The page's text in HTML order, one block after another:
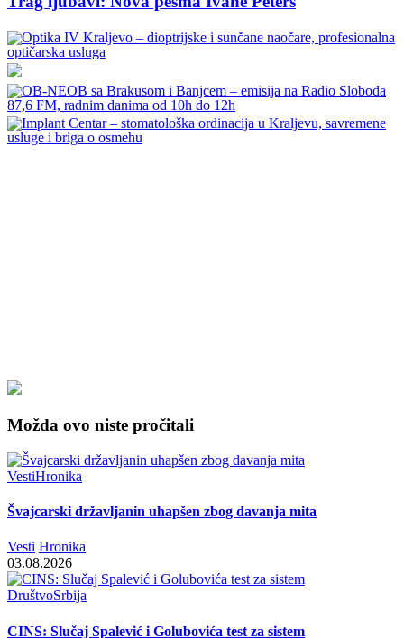
Možda ovo niste pročitali
VestiHronika
Švajcarski državljanin uhapšen zbog davanja mita
Vesti Hronika
03.08.2026
DruštvoSrbija
CINS: Slučaj Spalević i Golubovića test za sistem